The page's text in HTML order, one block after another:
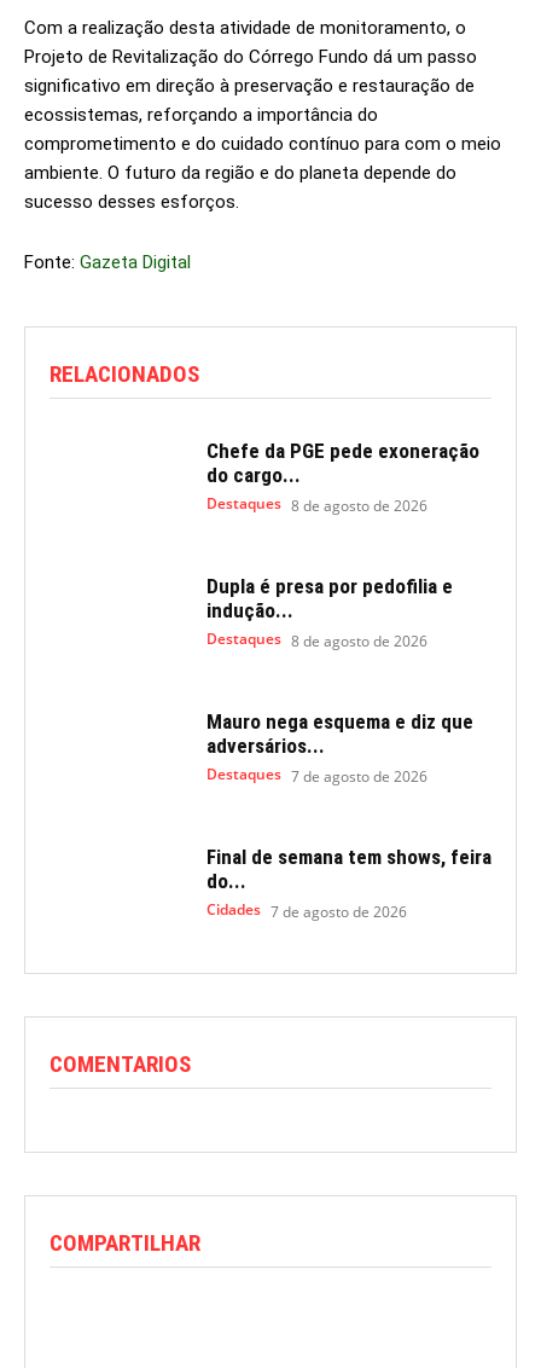
Com a realização desta atividade de monitoramento, o
Projeto de Revitalização do Córrego Fundo dá um passo
significativo em direção à preservação e restauração de
ecossistemas, reforçando a importância do
comprometimento e do cuidado contínuo para com o meio
ambiente. O futuro da região e do planeta depende do
sucesso desses esforços.
Fonte: Gazeta Digital
RELACIONADOS
Chefe da PGE pede exoneração
do cargo...
Destaques 8 de agosto de 2026
Dupla é presa por pedofilia e
indução...
Destaques 8 de agosto de 2026
Mauro nega esquema e diz que
adversários...
Destaques 7 de agosto de 2026
Final de semana tem shows, feira
do...
Cidades 7 de agosto de 2026
COMENTARIOS
COMPARTILHAR